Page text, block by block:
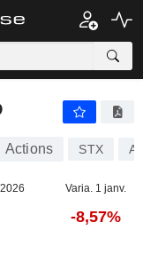
Actions STX
Varia. 1 janv.
-8,57%